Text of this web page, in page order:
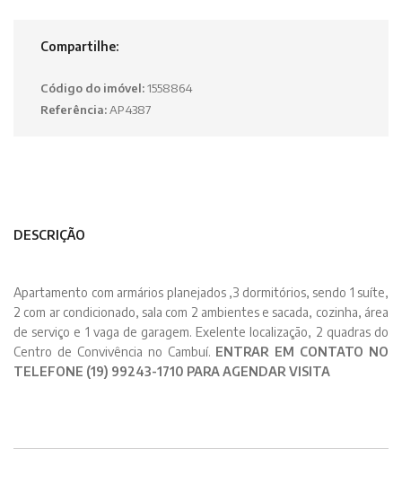
Compartilhe:
Código do imóvel:1558864
Referência:AP4387
DESCRIÇÃO
Apartamento com armários planejados ,3 dormitórios, sendo 1 suíte,
2 com ar condicionado, sala com 2 ambientes e sacada, cozinha, área
de serviço e 1 vaga de garagem. Exelente localização, 2 quadras do
Centro de Convivência no Cambuí. ENTRAR EM CONTATO NO
TELEFONE (19) 99243-1710 PARA AGENDAR VISITA